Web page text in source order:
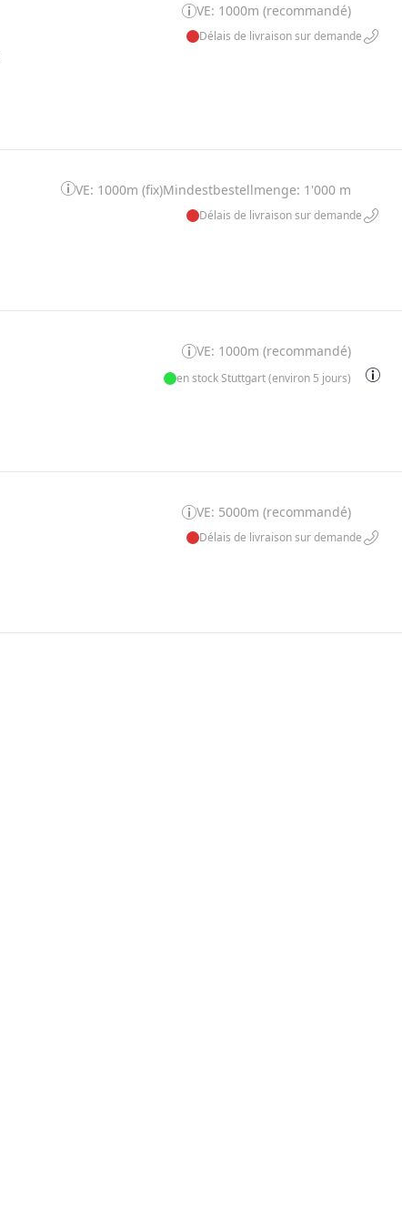
VE: 1000m (recommandé)
Délais de livraison sur demande
VE: 1000m (fix)Mindestbestellmenge: 1'000 m
Délais de livraison sur demande
VE: 1000m (recommandé)
en stock Stuttgart (environ 5 jours)
VE: 5000m (recommandé)
Délais de livraison sur demande